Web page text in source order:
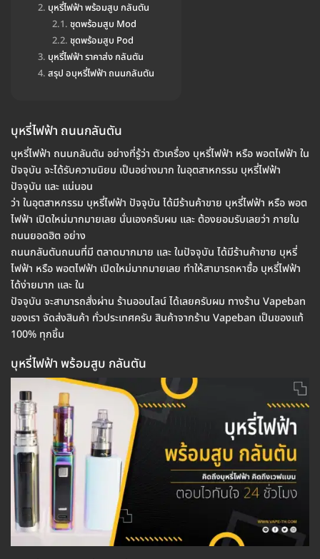
บุหรี่ไฟฟ้า พร้อมสูบ กลันตัน
ชุดพร้อมสูบ Mod
ชุดพร้อมสูบ Pod
บุหรี่ไฟฟ้า ราคาส่ง กลันตัน
สรุป อบุหรี่ไฟฟ้า ถนนกลันตัน
บุหรี่ไฟฟ้า ถนนกลันตัน
บุหรี่ไฟฟ้า ถนนกลันตัน อย่างที่รู้ว่า ตัวเครื่อง บุหรี่ไฟฟ้า หรือ พอตไฟฟ้า ใน
ปัจจุบัน จะได้รับความนิยม เป็นอย่างมาก ในอุตสาหกรรม บุหรี่ไฟฟ้า
ปัจจุบัน และ แน่นอน
ว่า ในอุตสาหกรรม บุหรี่ไฟฟ้า ปัจจุบัน ได้มีร้านค้าขาย บุหรี่ไฟฟ้า หรือ พอต
ไฟฟ้า เปิดใหม่มากมายเลย นั่นเองครับผม และ ต้องยอมรับเลยว่า ภายใน
ถนนยอดฮิต อย่าง
ถนนกลันตันถนนที่มี ตลาดมากมาย และ ในปัจจุบัน ได้มีร้านค้าขาย บุหรี่
ไฟฟ้า หรือ พอตไฟฟ้า เปิดใหม่มากมายเลย ทำให้สามารถหาซื้อ บุหรี่ไฟฟ้า
ได้ง่ายมาก และ ใน
ปัจจุบัน จะสามารถสั่งผ่าน ร้านออนไลน์ ได้เลยครับผม ทางร้าน Vapeban
ของเรา จัดส่งสินค้า ทั่วประเทศครับ สินค้าจากร้าน Vapeban เป็นของแท้
100% ทุกชิ้น
บุหรี่ไฟฟ้า พร้อมสูบ กลันตัน